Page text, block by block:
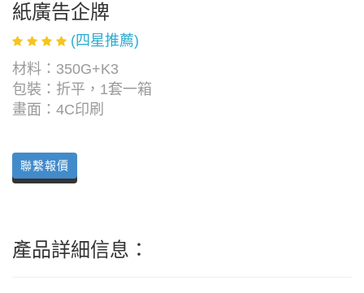
紙廣告企牌
(四星推薦)
材料：350G+K3
包裝：折平，1套一箱
畫面：4C印刷
聯繫報價
產品詳細信息：